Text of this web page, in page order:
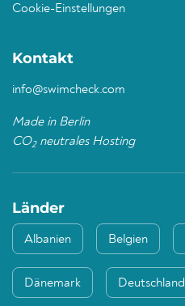
Cookie-Einstellungen
Kontakt
info@swimcheck.com
Made in Berlin
CO2neutrales Hosting
Länder
Albanien Belgien
Dänemark Deutschland